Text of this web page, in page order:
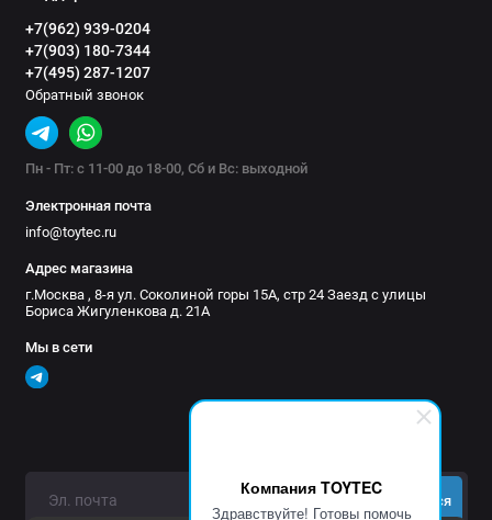
Компания TOYTEC
Здравствуйте! Готовы помочь
+7(962) 939-0204
+7(903) 180-7344
+7(495) 287-1207
Обратный звонок
Пн - Пт: с 11-00 до 18-00, Сб и Вс: выходной
Электронная почта
info@toytec.ru
Адрес магазина
г.Москва , 8-я ул. Соколиной горы 15А, стр 24 Заезд с улицы
Бориса Жигуленкова д. 21А
Мы в сети
Подписаться